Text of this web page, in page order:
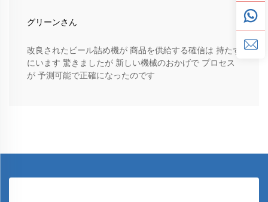
グリーンさん
改良されたビール詰め機が 商品を供給する確信は 持たず
にいます 驚きましたが 新しい機械のおかげで プロセス
が 予測可能で正確になったのです